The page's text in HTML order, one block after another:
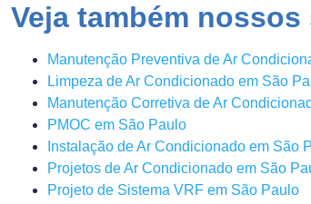
Veja também
Manutenção Preventiva de Ar
Limpeza de Ar Condicionado em São
Manutenção Corretiva de Ar
PMOC em São Paulo
Instalação de Ar Condicionado em São
Projetos de Ar Condicionado em São
Projeto de Sistema VRF em São Paulo